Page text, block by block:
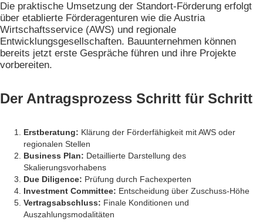
Die praktische Umsetzung der Standort-Förderung erfolgt
über etablierte Förderagenturen wie die Austria
Wirtschaftsservice (AWS) und regionale
Entwicklungsgesellschaften. Bauunternehmen können
bereits jetzt erste Gespräche führen und ihre Projekte
vorbereiten.
Der Antragsprozess Schritt für Schritt
Erstberatung: Klärung der Förderfähigkeit mit AWS oder
regionalen Stellen
Business Plan: Detaillierte Darstellung des
Skalierungsvorhabens
Due Diligence: Prüfung durch Fachexperten
Investment Committee: Entscheidung über Zuschuss-Höhe
Vertragsabschluss: Finale Konditionen und
Auszahlungsmodalitäten